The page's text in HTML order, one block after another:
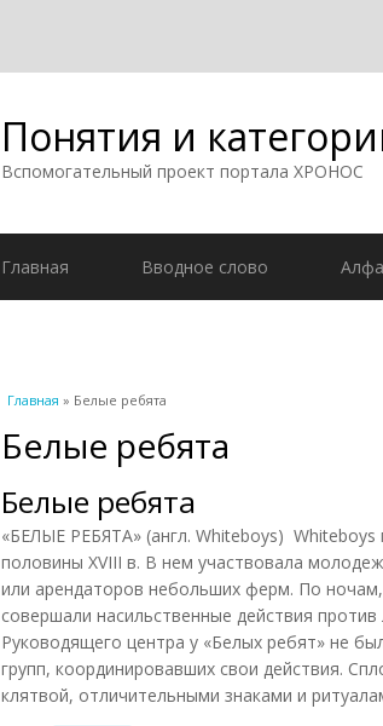
Понятия и
Вспомогательный проект портала ХРОНОС
Главная Вводное слово
Вы здесь
Главная » Белые ребята
Белые ребята
Белые ребята
«БЕЛЫЕ РЕБЯТА» (англ. Whiteboys)
половины XVIII в. В нем участвовала
или арендаторов небольших ферм. По
совершали насильственные действия
Руководящего центра у «Белых ребят» не
групп, координировавших свои действия.
клятвой, отличительными знаками и